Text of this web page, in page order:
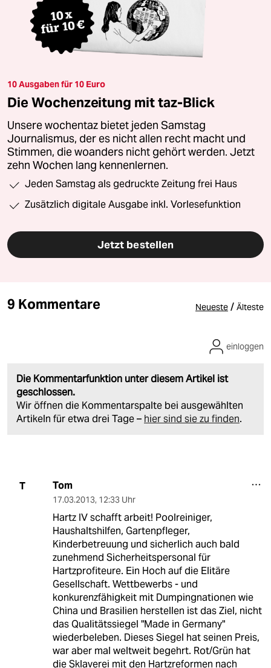
10 Ausgaben für 10 Euro
Die Wochenzeitung mit taz-Blick
Unsere wochentaz bietet jeden Samstag
Journalismus, der es nicht allen recht macht und
Stimmen, die woanders nicht gehört werden. Jetzt
zehn Wochen lang kennenlernen.
Jeden Samstag als gedruckte Zeitung frei Haus
Zusätzlich digitale Ausgabe inkl. Vorlesefunktion
Jetzt bestellen
9 Kommentare Neueste / Älteste
Die Kommentarfunktion unter diesem Artikel ist
geschlossen.
Wir öffnen die Kommentarspalte bei ausgewählten
Artikeln für etwa drei Tage – hier sind sie zu finden.
einloggen
T Tom
17.03.2013, 12:33 Uhr
Hartz IV schafft arbeit! Poolreiniger,
Haushaltshilfen, Gartenpfleger,
Kinderbetreuung und sicherlich auch bald
zunehmend Sicherheitspersonal für
Hartzprofiteure. Ein Hoch auf die Elitäre
Gesellschaft. Wettbewerbs - und
konkurenzfähigkeit mit Dumpingnationen wie
China und Brasilien herstellen ist das Ziel, nicht
das Qualitätssiegel "Made in Germany"
wiederbeleben. Dieses Siegel hat seinen Preis,
war aber mal weltweit begehrt. Rot/Grün hat
die Sklaverei mit den Hartzreformen nach